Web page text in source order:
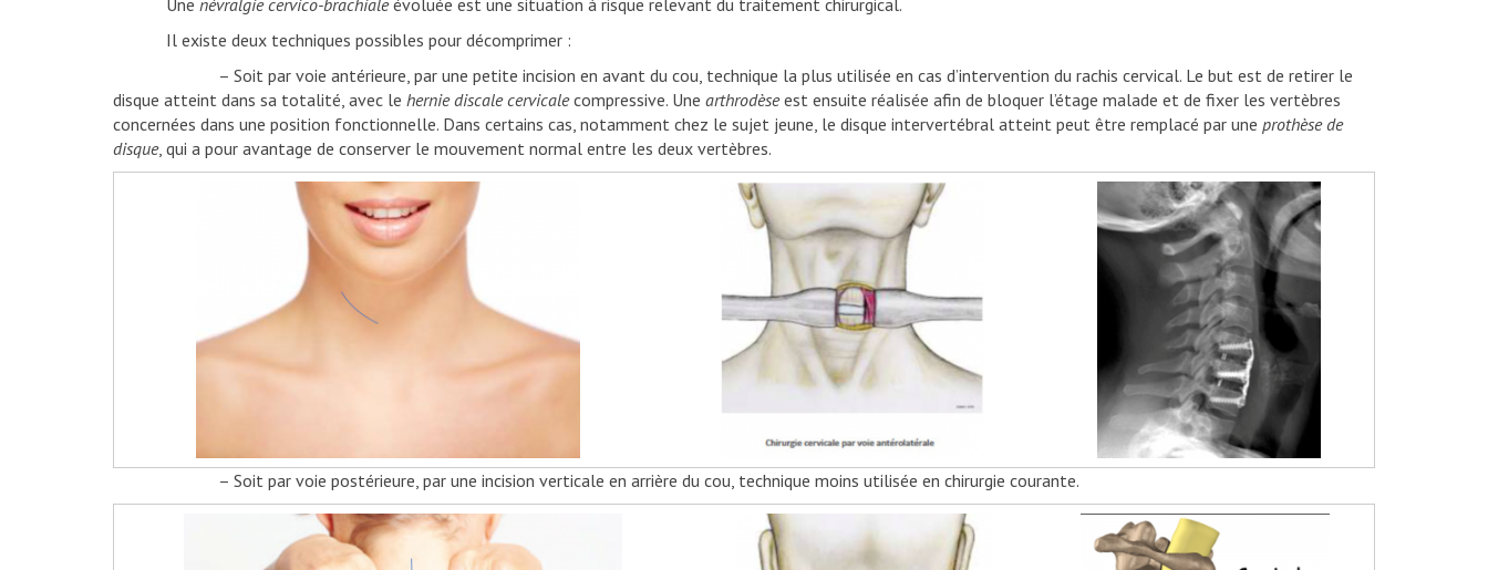
Il existe deux techniques possibles pour décomprimer :
– Soit par voie antérieure, par une petite incision en avant du cou, technique la plus utilisée en cas d’intervention du rachis cervical. Le but est de retirer le
disque atteint dans sa totalité, avec le hernie discale cervicalecompressive. Une arthrodèseest ensuite réalisée afin de bloquer l’étage malade et de fixer les vertèbres
concernées dans une position fonctionnelle. Dans certains cas, notamment chez le sujet jeune, le disque intervertébral atteint peut être remplacé par une prothèse de
disque, qui a pour avantage de conserver le mouvement normal entre les deux vertèbres.
– Soit par voie postérieure, par une incision verticale en arrière du cou, technique moins utilisée en chirurgie courante.